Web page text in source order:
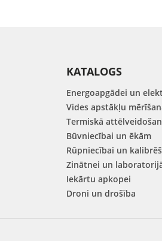
KATALOGS
Energoapgādei un
Vides apstākļu
Termiskā
Būvniecībai un ēkām
Rūpniecībai un
Zinātnei un
Iekārtu apkopei
Droni un drošība